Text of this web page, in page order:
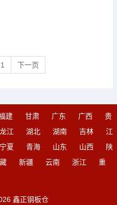
1 下一页
建 甘肃 广东 广西
贵
江 湖北 湖南 吉林
江
宁夏 青海 山东 山西
陕
新疆 云南 浙江
重
鑫正钢板仓